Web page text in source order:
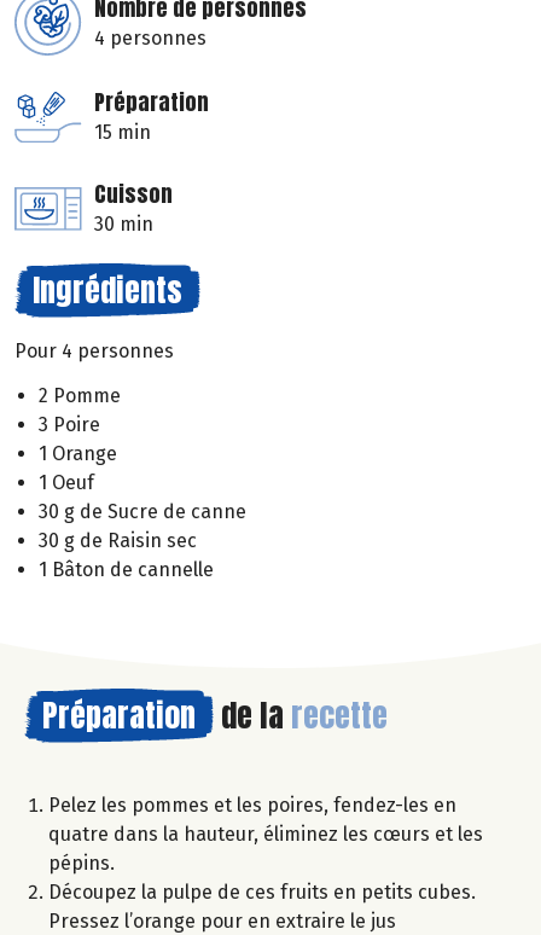
Nombre de personnes
4 personnes
Préparation
15 min
Cuisson
30 min
Ingrédients
Pour 4 personnes
2 Pomme
3 Poire
1 Orange
1 Oeuf
30 g de Sucre de canne
30 g de Raisin sec
1 Bâton de cannelle
Préparation de la recette
Pelez les pommes et les poires, fendez-les en
quatre dans la hauteur, éliminez les cœurs et les
pépins.
Découpez la pulpe de ces fruits en petits cubes.
Pressez l’orange pour en extraire le jus